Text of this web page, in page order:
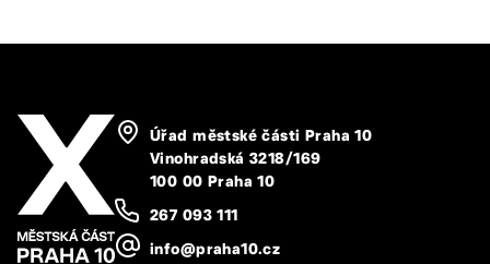
Úřad městské části Praha 10
Vinohradská 3218/169
100 00 Praha 10
267 093 111
info@praha10.cz